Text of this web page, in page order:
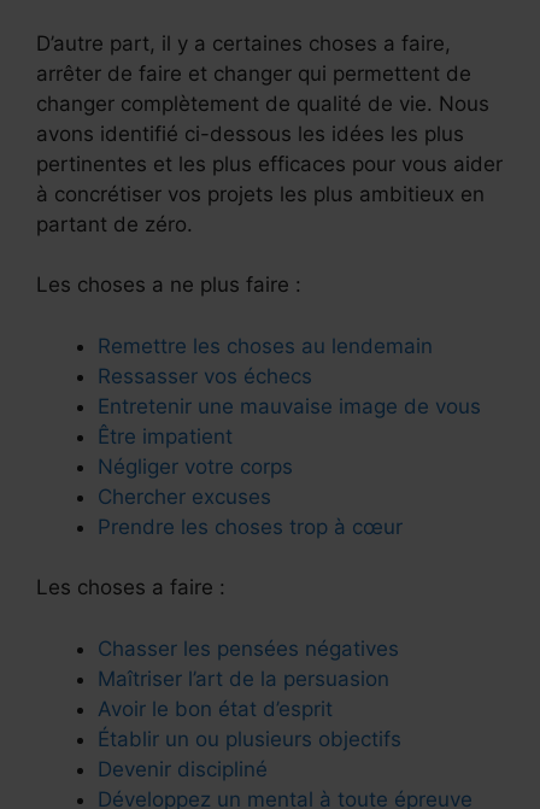
D’autre part, il y a certaines choses a faire,
arrêter de faire et changer qui permettent de
changer complètement de qualité de vie. Nous
avons identifié ci-dessous les idées les plus
pertinentes et les plus efficaces pour vous aider
à concrétiser vos projets les plus ambitieux en
partant de zéro.
Les choses a ne plus faire :
Remettre les choses au lendemain
Ressasser vos échecs
Entretenir une mauvaise image de vous
Être impatient
Négliger votre corps
Chercher excuses
Prendre les choses trop à cœur
Les choses a faire :
Chasser les pensées négatives
Maîtriser l’art de la persuasion
Avoir le bon état d’esprit
Établir un ou plusieurs objectifs
Devenir discipliné
Développez un mental à toute épreuve